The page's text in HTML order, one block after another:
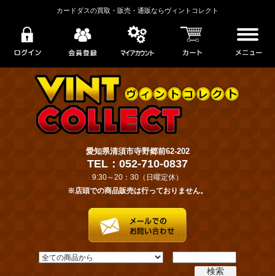
カードダスの買取・販売・通販ならヴィントコレクト
愛知県清須市寺野郷前62-202
TEL：052-710-0837
9:30～20：30（日曜定休）
※店頭での商品販売は行っておりません。